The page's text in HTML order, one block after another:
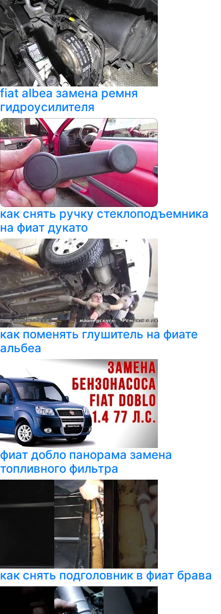
fiat albea замена ремня
гидроусилителя
как снять ручку стеклоподъемника
на фиат дукато
как поменять глушитель на фиате
альбеа
фиат добло панорама замена
топливного фильтра
как снять подголовник в фиат брава